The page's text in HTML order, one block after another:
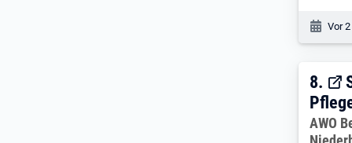
Vor
8.
8.
AWO